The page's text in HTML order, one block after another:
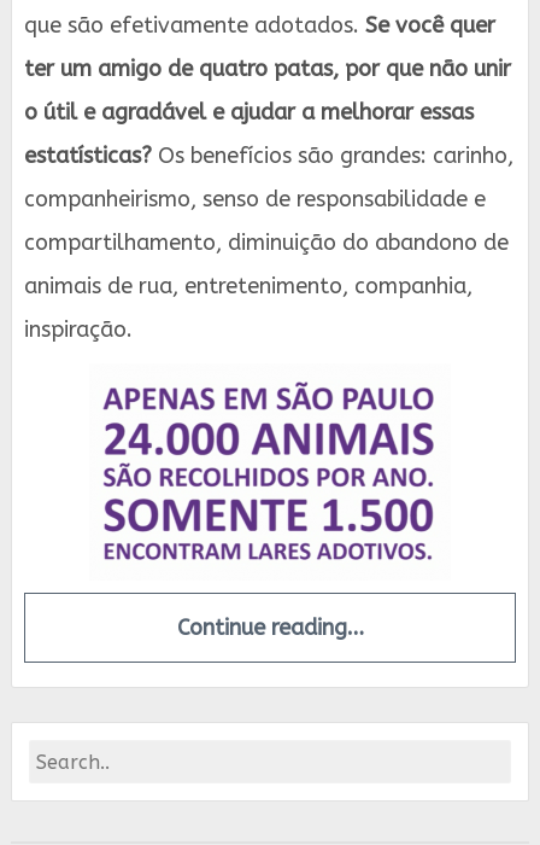
que são efetivamente adotados. Se você quer
ter um amigo de quatro patas, por que não unir
o útil e agradável e ajudar a melhorar essas
estatísticas? Os benefícios são grandes: carinho,
companheirismo, senso de responsabilidade e
compartilhamento, diminuição do abandono de
animais de rua, entretenimento, companhia,
inspiração.
Continue reading…